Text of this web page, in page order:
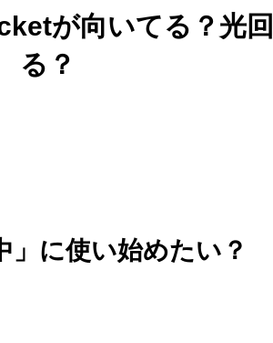
が向いてる？光
る？
」に使い始めたい？